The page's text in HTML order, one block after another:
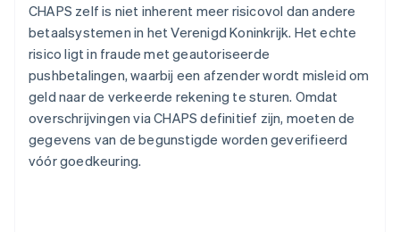
CHAPS zelf is niet inherent meer risicovol dan andere
betaalsystemen in het Verenigd Koninkrijk. Het echte
risico ligt in fraude met geautoriseerde
pushbetalingen, waarbij een afzender wordt misleid om
geld naar de verkeerde rekening te sturen. Omdat
overschrijvingen via CHAPS definitief zijn, moeten de
gegevens van de begunstigde worden geverifieerd
vóór goedkeuring.